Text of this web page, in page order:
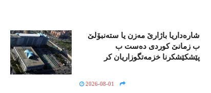
شارەداریا باژارێ مەزن یا ستەنبۆلێ
ب زمانێ کوردی دەست ب
پێشکێشکرنا خزمەتگوزاریان کر
2026-08-01